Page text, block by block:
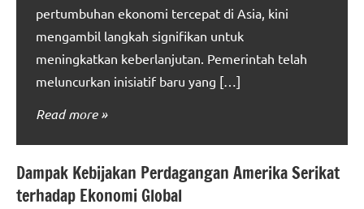
pertumbuhan ekonomi tercepat di Asia, kini
mengambil langkah signifikan untuk
meningkatkan keberlanjutan. Pemerintah telah
meluncurkan inisiatif baru yang […]
Read more
Dampak Kebijakan Perdagangan Amerika Serikat
terhadap Ekonomi Global